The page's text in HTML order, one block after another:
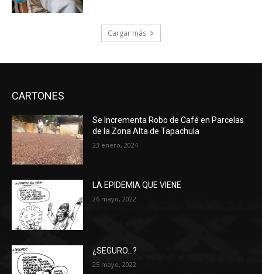
Cargar más
CARTONES
Se Incrementa Robo de Café en Parcelas
de la Zona Alta de Tapachula
23 enero, 2024
LA EPIDEMIA QUE VIENE
26 mayo, 2022
¿SEGURO…?
25 mayo, 2022